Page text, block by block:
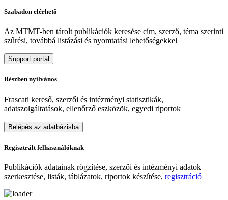
Szabadon elérhető
Az MTMT-ben tárolt publikációk keresése cím, szerző, téma szerinti
szűrési, továbbá listázási és nyomtatási lehetőségekkel
Support portál
Részben nyilvános
Frascati kereső, szerzői és intézményi statisztikák,
adatszolgáltatások, ellenőrző eszközök, egyedi riportok
Belépés az adatbázisba
Regisztrált felhasználóknak
Publikációk adatainak rögzítése, szerzői és intézményi adatok
szerkesztése, listák, táblázatok, riportok készítése, regisztráció